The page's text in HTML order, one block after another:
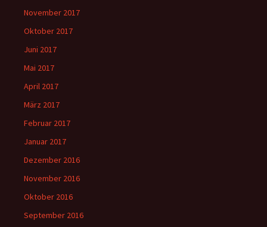
November 2017
Oktober 2017
Juni 2017
Mai 2017
April 2017
März 2017
Februar 2017
Januar 2017
Dezember 2016
November 2016
Oktober 2016
September 2016